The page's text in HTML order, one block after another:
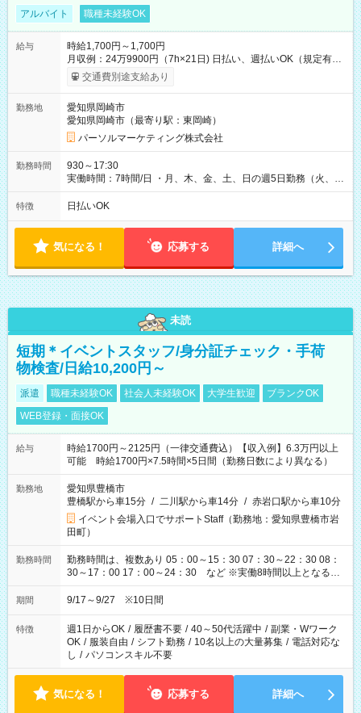
アルバイト 職種未経験OK
給与
時給1,700円～1,700円
月収例：24万9900円（7h×21日) 日払い、週払いOK（規定有
り） 【試用期間】試用期間なし
交通費別途支給あり
勤務地
愛知県岡崎市
愛知県岡崎市（最寄り駅：東岡崎）
パーソルマーケティング株式会社
勤務時間
930～17:30
実働時間：7時間/日 ・月、木、金、土、日の週5日勤務（火、水
は固定休です／夏季、年末年始等、長期休暇有り！） ・ワンシ
フト！ 残業ほぼナシ（0～5h/月）
特徴 日払いOK
気になる！ 応募する 詳細へ
未読
短期＊イベントスタッフ/身分証チェック・手荷
物検査/日給10,200円～
派遣 職種未経験OK 社会人未経験OK 大学生歓迎
ブランクOK
WEB登録・面接OK
給与
時給1700円～2125円（一律交通費込）【収入例】6.3万円以上
可能 時給1700円×7.5時間×5日間（勤務日数により異なる）
勤務地
愛知県豊橋市
豊橋駅から車15分 / 二川駅から車14分 / 赤岩口駅から車10分
イベント会場入口でサポートStaff（勤務地：愛知県豊橋市岩
田町）
勤務時間
勤務時間は、複数あり 05：00～15：30 07：30～22：30 08：
30～17：00 17：00～24：30 など ※実働8時間以上となる勤
務もあります。 【休憩】60分+他休憩あり 交替で取得します。
安全面に配慮しこまめな休憩があります。
期間 9/17～9/27 ※10日間
特徴 週1日からOK / 履歴書不要 / 40～50代活躍中 / 副業・Wワーク
OK / 服装自由 / シフト勤務 / 10名以上の大量募集 / 電話対応な
し / パソコンスキル不要
気になる！ 応募する 詳細へ